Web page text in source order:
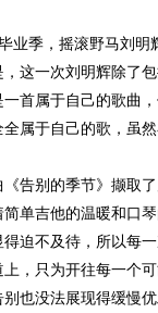
季，摇滚野马刘明辉
，这一次刘明辉除了
一首属于自己的歌曲
属于自己的歌，虽
别的季节》撷取了
简单吉他的温暖和口
得迫不及待，所以每
上，只为开往每一个
别也没法展现得缓慢